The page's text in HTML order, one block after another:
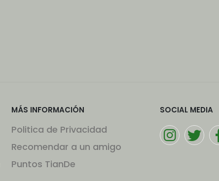
MÁS INFORMACIÓN
Politica de Privacidad
Recomendar a un amigo
Puntos TianDe
SOCIAL MEDIA